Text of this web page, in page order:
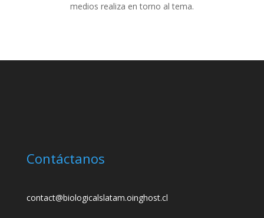
medios realiza en torno al tema.
Contáctanos
contact@biologicalslatam.oinghost.cl